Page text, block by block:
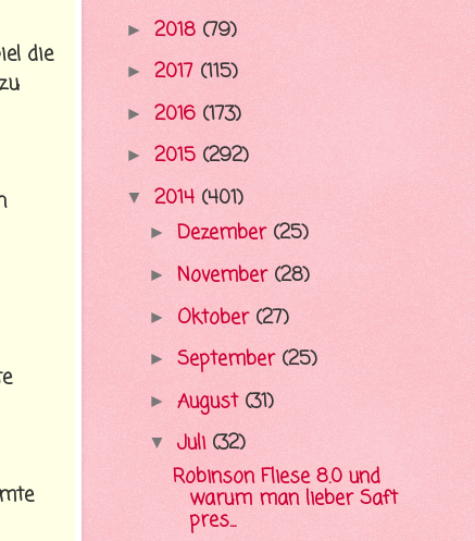
die
► 2018 (79)
► 2017 (115)
► 2016 (173)
► 2015 (292)
▼ 2014 (401)
► Dezember (25)
► November (28)
► Oktober (27)
► September (25)
► August (31)
▼ Juli (32)
Robinson Fliese 8.0 und
warum man lieber Saft
pres...